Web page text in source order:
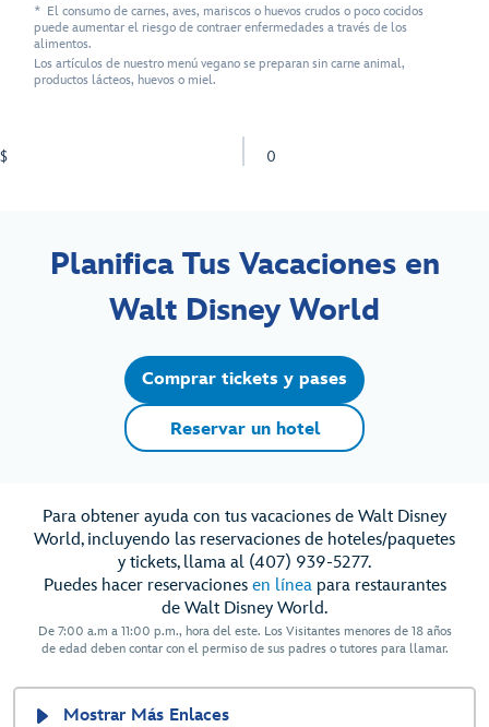
* El consumo de carnes, aves, mariscos o huevos crudos o poco cocidos
puede aumentar el riesgo de contraer enfermedades a través de los
alimentos.
Los artículos de nuestro menú vegano se preparan sin carne animal,
productos lácteos, huevos o miel.
$ 0
Planifica Tus Vacaciones en
Walt Disney World
Comprar tickets y pases
Reservar un hotel
Para obtener ayuda con tus vacaciones de Walt Disney
World, incluyendo las reservaciones de hoteles/paquetes
y tickets, llama al (407) 939-5277.
Puedes hacer reservaciones en líneapara restaurantes
de Walt Disney World.
De 7:00 a.m a 11:00 p.m., hora del este. Los Visitantes menores de 18 años
de edad deben contar con el permiso de sus padres o tutores para llamar.
Mostrar Más Enlaces